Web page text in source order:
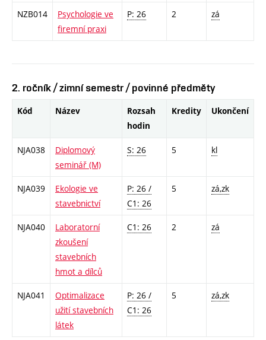
NZB014
Psychologie ve
firemní praxi
P: 26 2 zá
2. ročník / zimní semestr / povinné předměty
Kód Název
Rozsah
hodin
Kredity Ukončení
NJA038
Diplomový
seminář (M)
S: 26 5 kl
NJA039
Ekologie ve
stavebnictví
P: 26 /
C1: 26
5 zá,zk
NJA040
Laboratorní
zkoušení
stavebních
hmot a dílců
C1: 26 2 zá
NJA041
Optimalizace
užití stavebních
látek
P: 26 /
C1: 26
5 zá,zk